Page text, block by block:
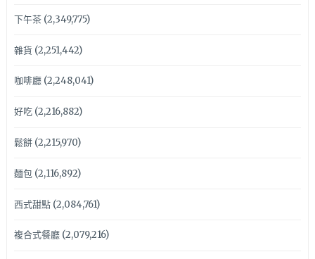
下午茶(2,349,775)
雜貨 (2,251,442)
咖啡廳(2,248,041)
好吃(2,216,882)
鬆餅(2,215,970)
麵包(2,116,892)
西式甜點(2,084,761)
複合式餐廳(2,079,216)